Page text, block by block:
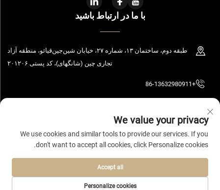
با ما در ارتباط باشید
طبقه دوم، ساختمان ۱۳، شماره ۲۷، خیابان شین‌جین‌قیائو، منطقه آزاد
تجاری چین (شانگهای)، کد پستی ۲۰۱۲۰۶
+86-13632980911
حقوق مالکیت © ۲۰۲۶ شرکت فناوری شانگهای بولومینگ محدود، ش.م.م. تمامی
حقوق محفوظ است.سیاست حفظ حریم خصوصی
We value your privacy
We use cookies and similar tools to provide our services. If you
don't want to accept all cookies, click Personalize cookies.
Personalize cookies
Accept all